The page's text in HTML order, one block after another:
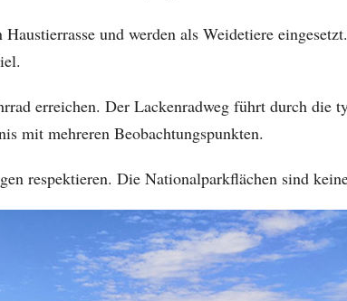
und werden als Weidetiere
erreichen. Der Lackenradweg führt durch die
mit mehreren Beobachtungspunkten.
respektieren. Die Nationalparkflächen sind